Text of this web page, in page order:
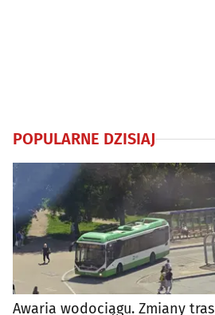
POPULARNE DZISIAJ
Awaria wodociągu. Zmiany tras